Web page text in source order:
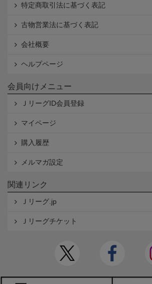
特定商取引法に基づく表記
古物営業法に基づく表記
会社概要
ヘルプページ
会員向けメニュー
ＪリーグID会員登録
マイページ
購入履歴
メルマガ設定
関連リンク
Ｊリーグ.jp
Ｊリーグチケット